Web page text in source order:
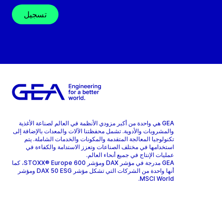
تسجيل
GEA هي واحدة من أكبر مزودي الأنظمة في العالم لصناعة الأغذية
والمشروبات والأدوية. تشمل محفظتنا الآلات والمعدات بالإضافة إلى
تكنولوجيا المعالجة المتقدمة والمكونات والخدمات الشاملة. يتم
استخدامها في مختلف الصناعات وتعزز الاستدامة والكفاءة في
عمليات الإنتاج في جميع أنحاء العالم.
GEA مدرجة في مؤشر DAX ومؤشر STOXX® Europe 600، كما
أنها واحدة من الشركات التي تشكل مؤشر DAX 50 ESG ومؤشر
MSCI World.